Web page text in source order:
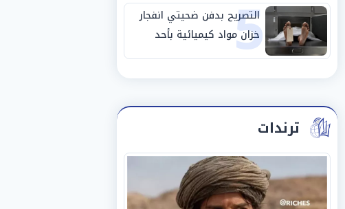
5
التصريح بدفن ضحيتي انفجار
خزان مواد كيميائية بأحد
مصانع الفيوم
ترندات